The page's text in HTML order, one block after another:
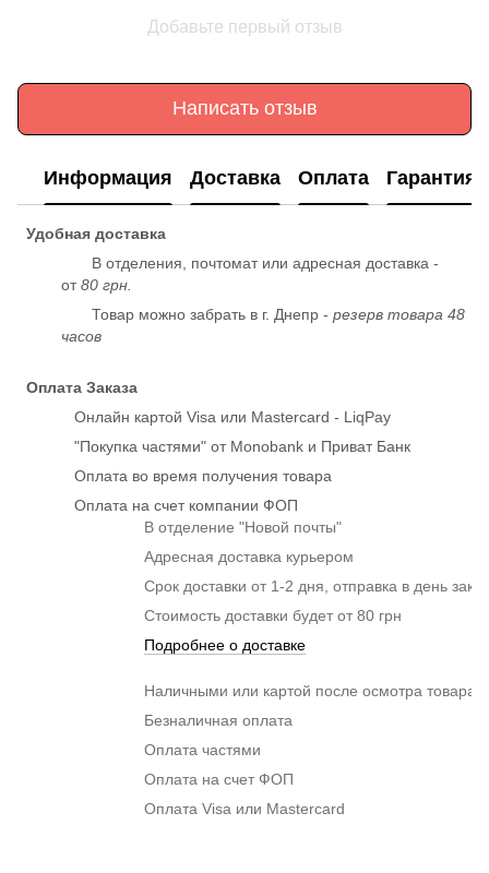
Добавьте первый отзыв
Написать отзыв
Информация Доставка Оплата Гарантия
Удобная доставка
В отделения, почтомат или адресная доставка -
от80 грн.
Товар можно забрать в г. Днепр - резерв товара 48
часов
Оплата Заказа
Онлайн картой Visa или Mastercard - LiqPay
"Покупка частями" от Monobank и Приват Банк
Оплата во время получения товара
Оплата на счет компании ФОП
В отделение "Новой почты"
Адресная доставка курьером
Срок доставки от 1-2 дня, отправка в день
Стоимость доставки будет от 80 грн
Подробнее о доставке
Наличными или картой после осмотра товара
Безналичная оплата
Оплата частями
Оплата на счет ФОП
Оплата Visa или Mastercard